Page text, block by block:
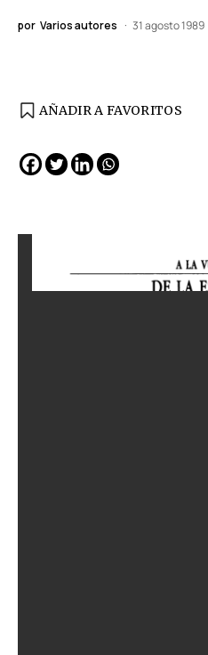
por Varios autores 31 agosto 1989
AÑADIR A FAVORITOS